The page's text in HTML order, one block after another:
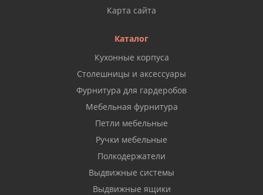
Карта сайта
Каталог
Кухонные корпуса
Столешницы и аксессуары
Фурнитура для гардеробов
Мебельная фурнитура
Петли мебельные
Ручки мебельные
Полкодержатели
Выдвижные системы
Выдвижные ящики